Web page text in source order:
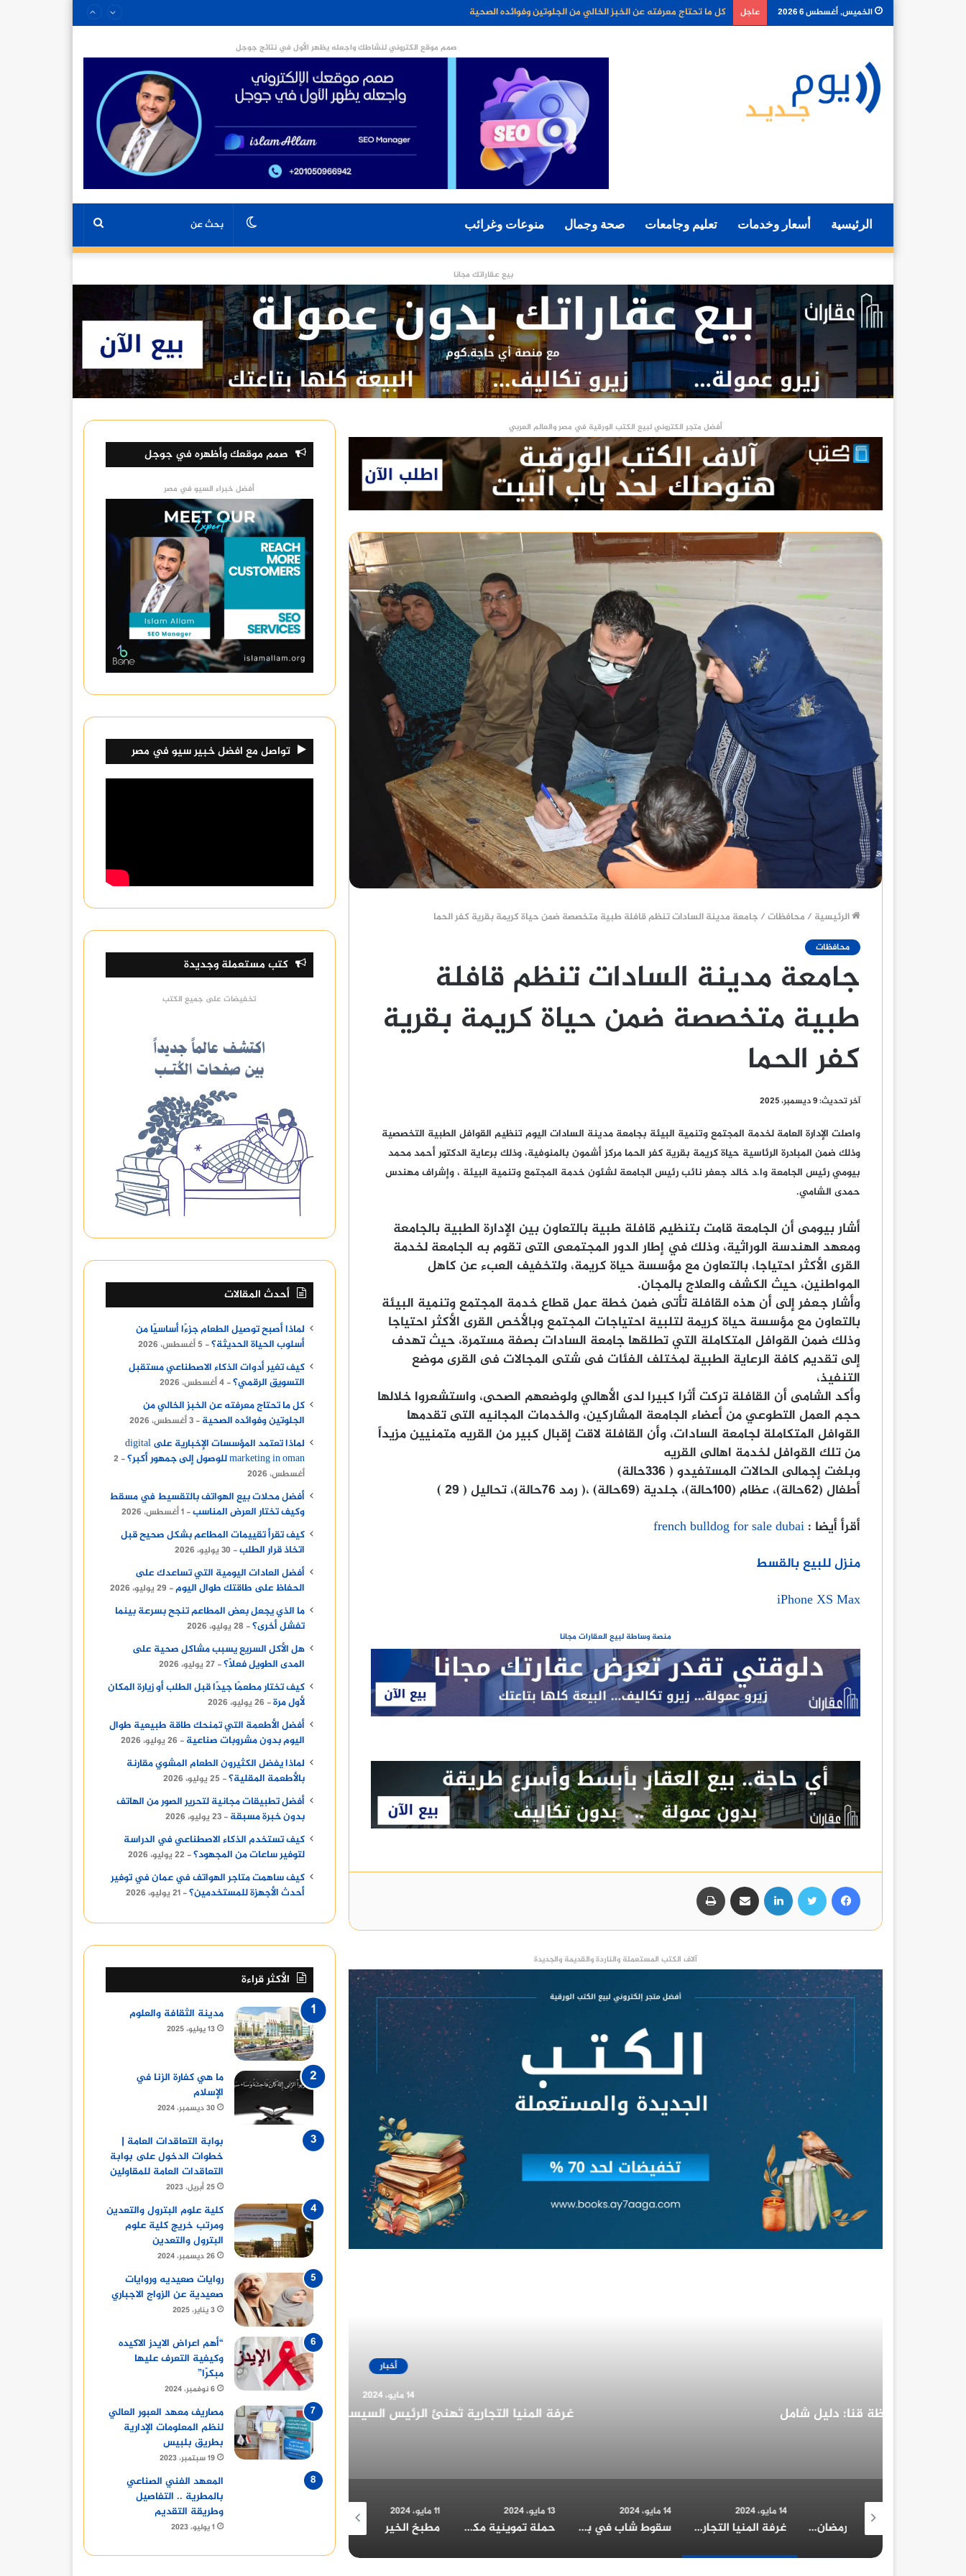
الخميس, أغسطس 6 2026 عاجل كل ما تحتاج معرفته عن الخبز الخالي من الجلوتين وفوائده الصحية
صمم موقع الكتروني لنشاطك واجعله يظهر الأول في نتائج جوجل
الرئيسية أسعار وخدمات تعليم وجامعات صحة وجمال منوعات وغرائب الوضع
بيع عقاراتك مجانا
أفضل متجر الكتروني لبيع الكتب الورقية في مصر والعالم العربي
الرئيسية / محافظات/ جامعة مدينة السادات تنظم قافلة طبية متخصصة ضمن حياة كريمة بقرية كفر الحما
محافظات
جامعة مدينة السادات تنظم قافلة
طبية متخصصة ضمن حياة كريمة بقرية
كفر الحما
آخر تحديث: 9 ديسمبر، 2025
واصلت الإدارة العامة لخدمة المجتمع وتنمية البيئة بجامعة مدينة السادات اليوم تنظيم القوافل الطبية التخصصية
وذلك ضمن المبادرة الرئاسية حياة كريمة بقرية كفر الحما مركز أشمون بالمنوفية، وذلك برعاية الدكتور أحمد محمد
بيومي رئيس الجامعة وا.د خالد جعفر نائب رئيس الجامعة لشئون خدمة المجتمع وتنمية البيئة ، وإشراف مهندس
حمدى الشامي.
أشار بيومى أن الجامعة قامت بتنظيم قافلة طبية بالتعاون بين الإدارة الطبية بالجامعة
ومعهد الهندسة الوراثية، وذلك في إطار الدور المجتمعى التى تقوم به الجامعة لخدمة
القرى الأكثر احتياجا، بالتعاون مع مؤسسة حياة كريمة، ولتخفيف العبء عن كاهل
المواطنين، حيث الكشف والعلاج بالمجان.
وأشار جعفر إلى أن هذه القافلة تأتى ضمن خطة عمل قطاع خدمة المجتمع وتنمية البيئة
بالتعاون مع مؤسسة حياة كريمة لتلبية احتياجات المجتمع وبالأخص القرى الأكثر احتياجا
وذلك ضمن القوافل المتكاملة التي تطلقها جامعة السادات بصفة مستمرة، حيث تهدف
إلى تقديم كافة الرعاية الطبية لمختلف الفئات فى شتى المجالات فى القرى موضع
التنفيذ،
وأكد الشامى أن القافلة تركت أثرا كبيرا لدى الأهالي ولوضعهم الصحى، واستشعروا خلالها
حجم العمل التطوعي من أعضاء الجامعة المشاركين، والخدمات المجانيه التى تقدمها
القوافل المتكاملة لجامعة السادات، وأن القافلة لاقت إقبال كبير من القريه متمنيين مزيداً
من تلك القوافل لخدمة اهالى القريه
وبلغت إجمالى الحالات المستفيدو ( ٣٣٦حالة)
أطفال (٦٢حالة)، عظام (١٠٠حالة)، جلدية (٦٩حالة) ،( رمد ٧٦حالة)، تحاليل ( ٢٩ )
أقرأ أيضا : french bulldog for sale dubai
منزل للبيع بالقسط
iPhone XS Max
منصة وساطة لبيع العقارات مجانا
آلاف الكتب المستعملة والناردة والقديمة والجديدة
غرفة المنيا التجارية تُهنئ الرئيس السيسي بمناسبة الولاية الجديدة سقوط شاب في بئر بالمنيا: المحافظ يتابع
غرفة المنيا التجارية تُهنئ الرئيس السيسي بمناسبة الولاية الجديدة سقوط شاب في بئر بالمنيا: المحافظ يتابع تداعيات الحادث حملة تموينية مكبرة بسمالوط بقيادة وكيل وزارة التموين بالمنيا مطبخ الخير بالعوايسة: أكثر من 700 وجبة إفطار يومياً خلال رمضان السيدة هيرو السفيرة الأمريكية بالقاهرة تزور المنيا
صمم موقعك وأظهره في جوجل
أفضل خبراء السيو في مصر
تواصل مع افضل خبير سيو في مصر
كتب مستعملة وجديدة
تخفيضات على جميع الكتب
أحدث المقالات
لماذا أصبح توصيل الطعام جزءًا أساسيًا من
أسلوب الحياة الحديثة؟
5 أغسطس، 2026
كيف تغير أدوات الذكاء الاصطناعي مستقبل
التسويق الرقمي؟
4 أغسطس، 2026
كل ما تحتاج معرفته عن الخبز الخالي من
الجلوتين وفوائده الصحية
3 أغسطس، 2026
لماذا تعتمد المؤسسات الإخبارية على digital
marketing in oman للوصول إلى جمهور أكبر؟
2
أغسطس، 2026
أفضل محلات بيع الهواتف بالتقسيط في مسقط
وكيف تختار العرض المناسب
1 أغسطس، 2026
كيف تقرأ تقييمات المطاعم بشكل صحيح قبل
اتخاذ قرار الطلب
30 يوليو، 2026
أفضل العادات اليومية التي تساعدك على
الحفاظ على طاقتك طوال اليوم
29 يوليو، 2026
ما الذي يجعل بعض المطاعم تنجح بسرعة بينما
تفشل أخرى؟
28 يوليو، 2026
هل الأكل السريع يسبب مشاكل صحية على
المدى الطويل فعلًا؟
27 يوليو، 2026
كيف تختار مطعمًا جيدًا قبل الطلب أو زيارة المكان
لأول مرة
26 يوليو، 2026
أفضل الأطعمة التي تمنحك طاقة طبيعية طوال
اليوم بدون مشروبات صناعية
26 يوليو، 2026
لماذا يفضل الكثيرون الطعام المشوي مقارنة
بالأطعمة المقلية؟
25 يوليو، 2026
أفضل تطبيقات مجانية لتحرير الصور من الهاتف
بدون خبرة مسبقة
23 يوليو، 2026
كيف تستخدم الذكاء الاصطناعي في الدراسة
لتوفير ساعات من المجهود؟
22 يوليو، 2026
كيف ساهمت متاجر الهواتف في عمان في توفير
أحدث الأجهزة للمستخدمين؟
21 يوليو، 2026
الأكثر قراءة
مدينة الثقافة والعلوم
13 يوليو، 2025
ما هي كفارة الزنا في
الإسلام
30 ديسمبر، 2024
بوابة التعاقدات العامة |
خطوات الدخول على بوابة
التعاقدات العامة للمقاولين
25 أبريل، 2023
كلية علوم البترول والتعدين
ومرتب خريج كلية علوم
البترول والتعدين
26 ديسمبر، 2024
روايات صعيديه وروايات
صعيدية عن الزواج الاجباري
3 يناير، 2025
“أهم اعراض الايدز الاكيده
وكيفية التعرف عليها
مبكرًا”
6 نوفمبر، 2024
مصاريف معهد العبور العالي
لنظم المعلومات الإدارية
بطريق بلبيس
19 سبتمبر، 2023
المعهد الفني الصناعي
بالمطرية .. التفاصيل
وطريقة التقديم
1 يوليو، 2023